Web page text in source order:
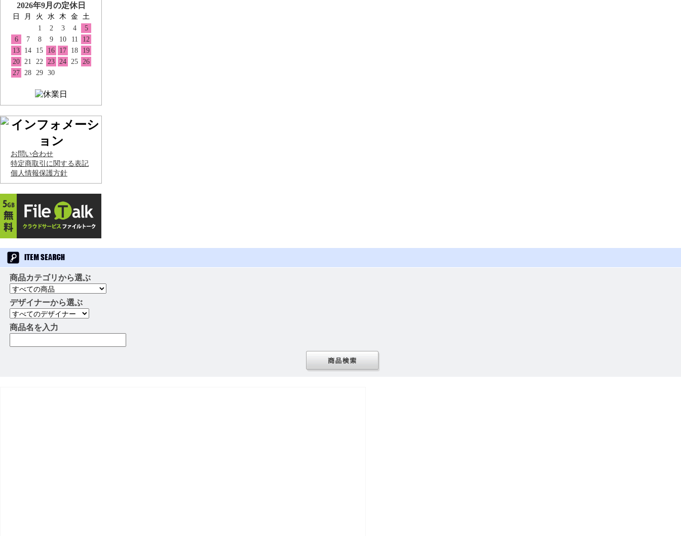
2026年9月の定休日
日 月 火 水 木 金
土
1
2 3 4
5
6
7 8 9 10 11
12
13
14 15 16 17 18
19
20
21 22 23 24 25
26
27
28 29 30
お問い合わせ
特定商取引に関する表記
個人情報保護方針
商品カテゴリから選ぶ
デザイナーから選ぶ
商品名を入力